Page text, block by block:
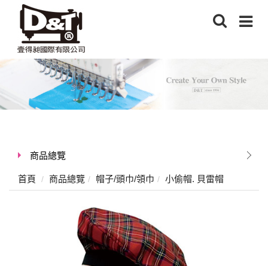
商品總覽
首頁 商品總覽 帽子/頭巾/領巾 小偷帽. 貝雷帽